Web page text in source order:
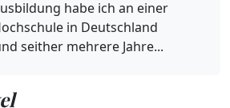
habe ich an einer
in Deutschland
seither mehrere Jahre...